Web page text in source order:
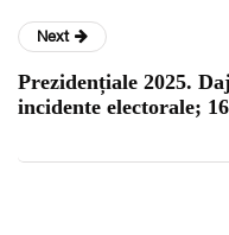
Next
Prezidențiale 2025.
incidente electorale;